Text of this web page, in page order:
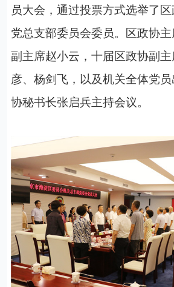
员大会， 通过投票方式选举了
党总支部委员会委员。 区政协
副主席赵小云，十届区政协副
彦、杨剑飞，以及机关全体党
协秘书长张启兵主持会议。